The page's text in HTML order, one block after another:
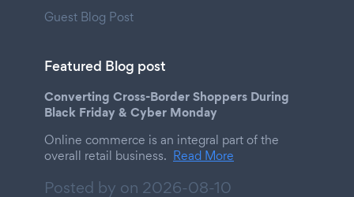
Guest Blog Post
Featured Blog post
Converting Cross-Border Shoppers During
Black Friday & Cyber Monday
Online commerce is an integral part of the
overall retail business. Read More
Posted by on 2026-08-10